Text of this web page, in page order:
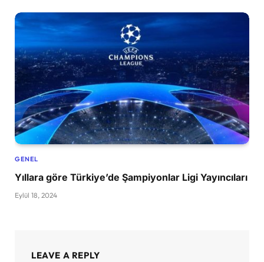
GENEL
Yıllara göre Türkiye’de Şampiyonlar Ligi Yayıncıları
Eylül 18, 2024
LEAVE A REPLY